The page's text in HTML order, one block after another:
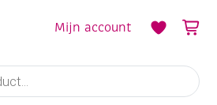
Mijn account